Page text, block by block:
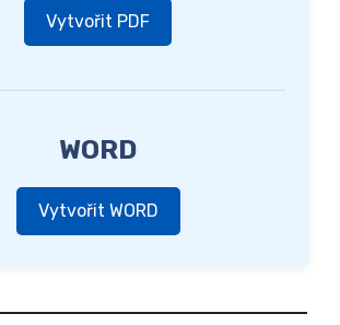
Vytvořit PDF
WORD
Vytvořit WORD